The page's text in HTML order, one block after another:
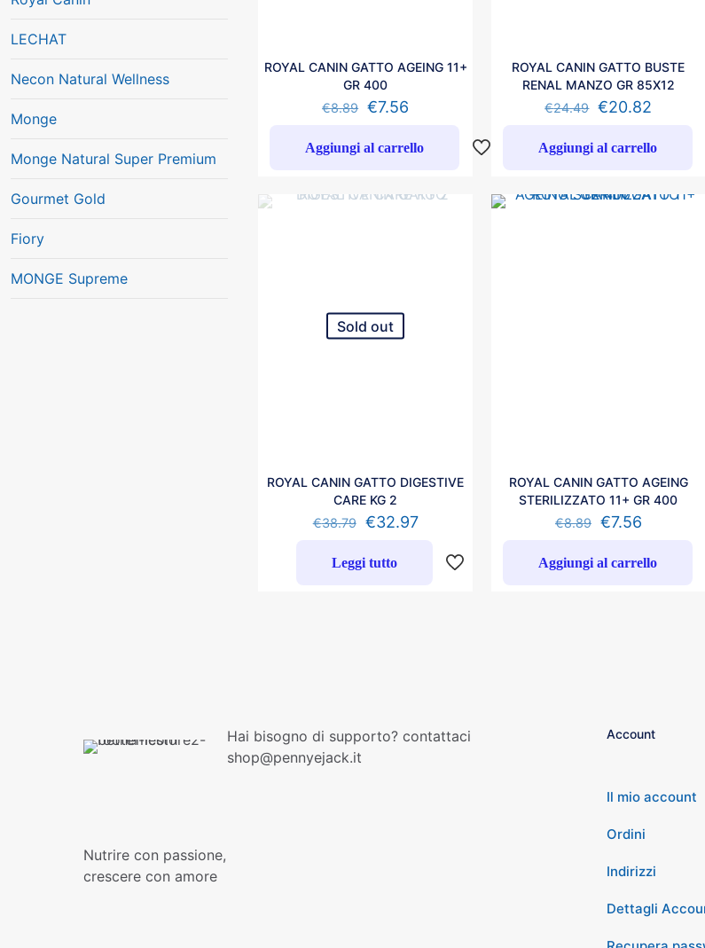
LECHAT
Necon Natural Wellness
Monge
Monge Natural Super Premium
Gourmet Gold
Fiory
MONGE Supreme
ROYAL CANIN GATTO AGEING 11+
GR 400
€8.89 €7.56
Aggiungi al carrello
ROYAL CANIN GATTO BUSTE
RENAL MANZO GR 85X12
€24.49 €20.82
Aggiungi al carrello
Sold out
ROYAL CANIN GATTO DIGESTIVE
CARE KG 2
€38.79 €32.97
Leggi tutto
ROYAL CANIN GATTO AGEING
STERILIZZATO 11+ GR 400
€8.89 €7.56
Aggiungi al carrello
Hai bisogno di supporto? contattaci
shop@pennyejack.it
Nutrire con passione,
crescere con amore
Account
Il mio account
Ordini
Indirizzi
Dettagli